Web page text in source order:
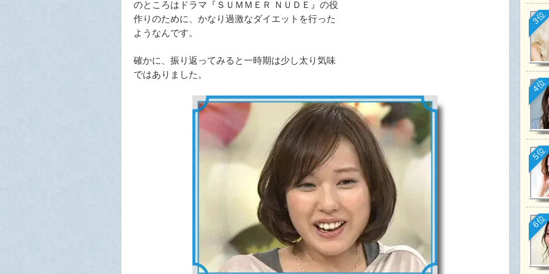
のところはドラマ『ＳＵＭＭＥＲ ＮＵＤＥ』の役
作りのために、かなり過激なダイエットを行った
ようなんです。
確かに、振り返ってみると一時期は少し太り気味
ではありました。
3位
4位
5位
6位